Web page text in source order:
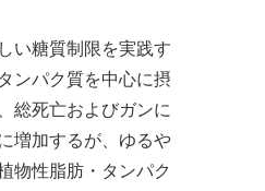
い糖質制限を実践す
ンパク質を中心に摂
総死亡およびガンに
増加するが、ゆるや
物性脂肪・タンパク